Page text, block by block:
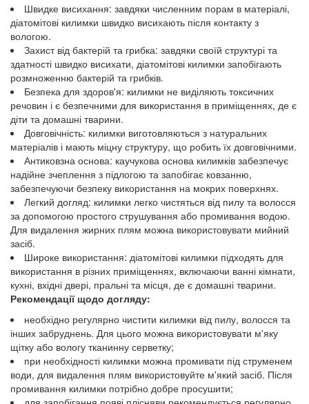
Швидке висихання: завдяки численним порам в матеріалі,
діатомітові килимки швидко висихають після контакту з
вологою.
Захист від бактерій та грибка: завдяки своїй структурі та
здатності швидко висихати, діатомітові килимки запобігають
розмноженню бактерій та грибків.
Безпека для здоров'я: килимки не виділяють токсичних
речовин і є безпечними для використання в приміщеннях, де є
діти та домашні тварини.
Довговічність: килимки виготовляються з натуральних
матеріалів і мають міцну структуру, що робить їх довговічними.
Антиковзна основа: каучукова основа килимків забезпечує
надійне зчеплення з підлогою та запобігає ковзанню,
забезпечуючи безпеку використання на мокрих поверхнях.
Легкий догляд: килимки легко чистяться від пилу та волосся
за допомогою простого струшування або промивання водою.
Для видалення жирних плям можна використовувати мийний
засіб.
Широке використання: діатомітові килимки підходять для
використання в різних приміщеннях, включаючи ванні кімнати,
кухні, вхідні двері, пральні та місця, де є домашні тварини.
Рекомендації щодо догляду:
необхідно регулярно чистити килимки від пилу, волосся та
інших забруднень. Для цього можна використовувати м'яку
щітку або вологу тканинну серветку;
при необхідності килимки можна промивати під струменем
води, для видалення плям використовуйте м'який засіб. Після
промивання килимки потрібно добре просушити;